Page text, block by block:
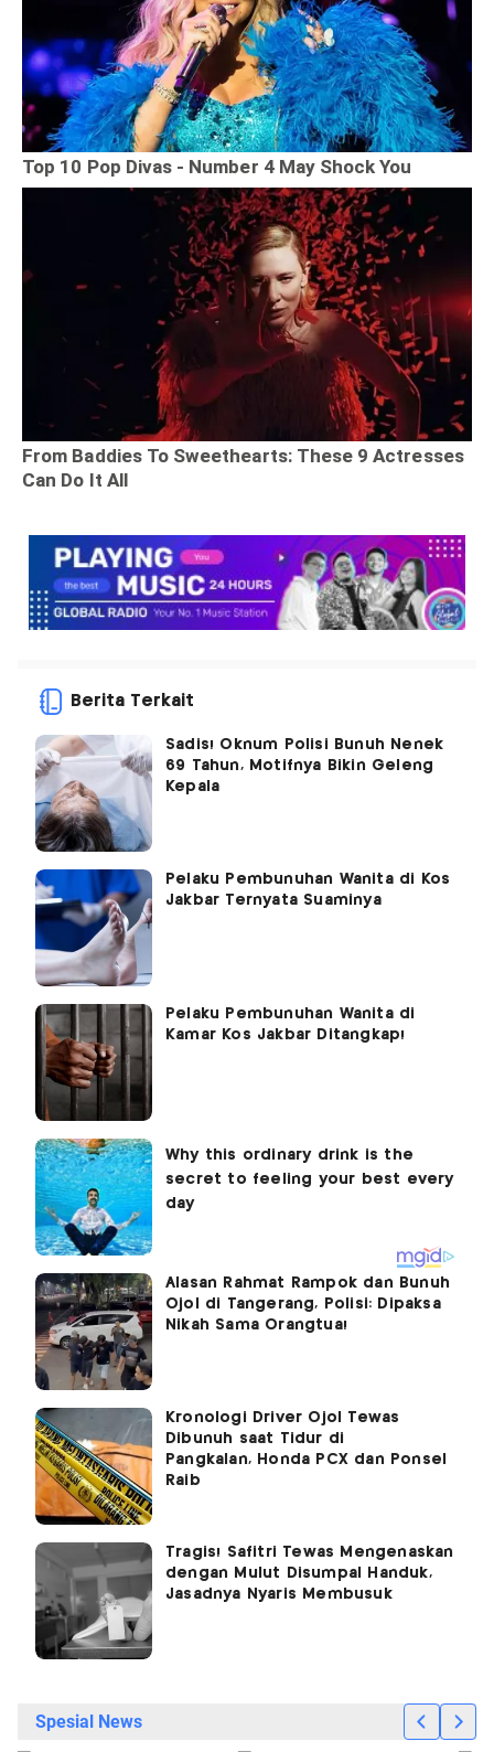
Berita Terkait
Sadis! Oknum Polisi Bunuh Nenek
69 Tahun, Motifnya Bikin Geleng
Kepala
Pelaku Pembunuhan Wanita di Kos
Jakbar Ternyata Suaminya
Pelaku Pembunuhan Wanita di
Kamar Kos Jakbar Ditangkap!
Alasan Rahmat Rampok dan Bunuh
Ojol di Tangerang, Polisi: Dipaksa
Nikah Sama Orangtua!
Kronologi Driver Ojol Tewas
Dibunuh saat Tidur di
Pangkalan, Honda PCX dan Ponsel
Raib
Tragis! Safitri Tewas Mengenaskan
dengan Mulut Disumpal Handuk,
Jasadnya Nyaris Membusuk